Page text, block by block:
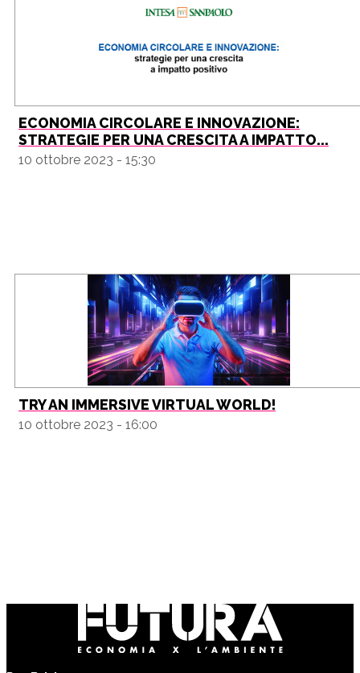
ECONOMIA CIRCOLARE E INNOVAZIONE:
STRATEGIE PER UNA CRESCITA A IMPATTO...
10 ottobre 2023 - 15:30
TRY AN IMMERSIVE VIRTUAL WORLD!
10 ottobre 2023 - 16:00